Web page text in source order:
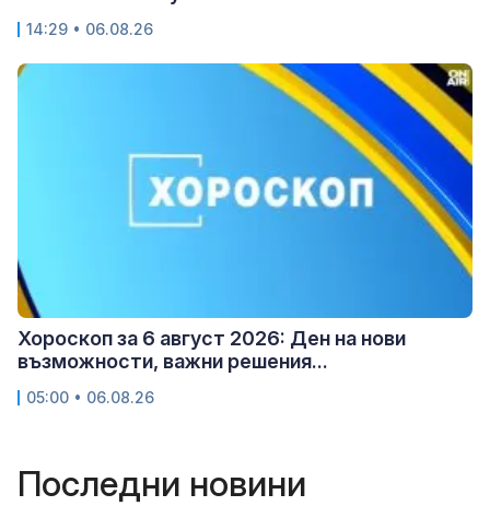
14:29 • 06.08.26
Хороскоп за 6 август 2026: Ден на нови
възможности, важни решения...
05:00 • 06.08.26
Последни новини